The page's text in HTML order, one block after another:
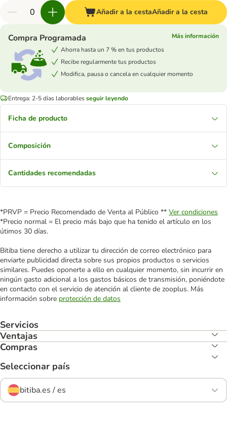
Añadir a la cestaAñadir a la cesta
Compra Programada
Más información
Ahorra hasta un 7 % en tus productos
Recibe regularmente tus productos
Modifica, pausa o cancela en cualquier momento
Entrega: 2-5 días laborablesseguir leyendo
Ficha de producto
Composición
Cantidades recomendadas
*PRVP = Precio Recomendado de Venta al Público ** Ver condiciones
*Precio normal = El precio más bajo que ha tenido el artículo en los
útimos 30 días.
Bitiba tiene derecho a utilizar tu dirección de correo electrónico para
enviarte publicidad directa sobre sus propios productos o servicios
similares. Puedes oponerte a ello en cualquier momento, sin incurrir en
ningún gasto adicional a los gastos básicos de transmisión, poniéndote
en contacto con el servicio de atención al cliente de zooplus. Más
información sobre protección de datos
Servicios
Ventajas
Compras
Seleccionar país
bitiba.es / es